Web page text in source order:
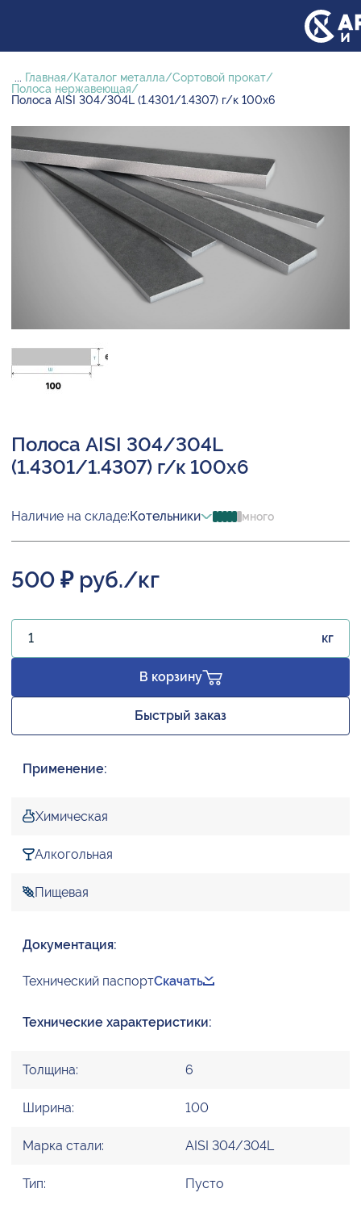
... Главная Каталог металла
Сортовой прокат
Полоса нержавеющая
Полоса AISI 304/304L (1.4301/1.4307) г/к 100х6
Полоса AISI 304/304L
(1.4301/1.4307) г/к 100х6
Наличие на складе:Котельники много
500 ₽ руб./кг
кг
В корзину
Быстрый заказ
Применение:
Химическая
Алкогольная
Пищевая
Документация:
Технический паспортСкачать
Технические характеристики:
Толщина: 6
Ширина: 100
Марка стали: AISI 304/304L
Тип: Пусто